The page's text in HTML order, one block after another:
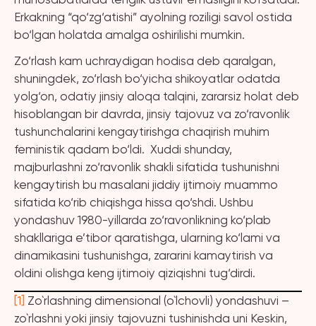
Erkakning “qo‘zg‘atishi” ayolning roziligi savol ostida
bo‘lgan holatda amalga oshirilishi mumkin.
Zo‘rlash kam uchraydigan hodisa deb qaralgan,
shuningdek, zo‘rlash bo‘yicha shikoyatlar odatda
yolg‘on, odatiy jinsiy aloqa talqini, zararsiz holat deb
hisoblangan bir davrda, jinsiy tajovuz va zo‘ravonlik
tushunchalarini kengaytirishga chaqirish muhim
feministik qadam bo‘ldi. Xuddi shunday,
majburlashni zo‘ravonlik shakli sifatida tushunishni
kengaytirish bu masalani jiddiy ijtimoiy muammo
sifatida ko‘rib chiqishga hissa qo‘shdi. Ushbu
yondashuv 1980-yillarda zo‘ravonlikning ko‘plab
shakllariga e’tibor qaratishga, ularning ko‘lami va
dinamikasini tushunishga, zararini kamaytirish va
oldini olishga keng ijtimoiy qiziqishni tug‘dirdi.
[1] Zo`rlashning dimensional (o`lchovli) yondashuvi –
zo`rlashni yoki jinsiy tajovuzni tushinishda uni Keskin,